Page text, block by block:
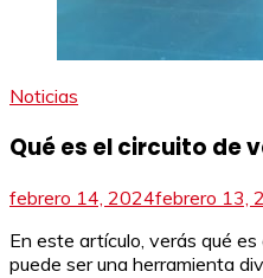
Noticias
Qué es el circuito de
febrero 14, 2024febrero 13,
En este artículo, verás qué es
puede ser una herramienta